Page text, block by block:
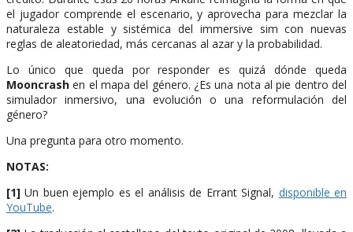
el jugador comprende el escenario, y aprovecha para mezclar la
naturaleza estable y sistémica del immersive sim con nuevas
reglas de aleatoriedad, más cercanas al azar y la probabilidad.
Lo único que queda por responder es quizá dónde queda
Mooncrash en el mapa del género. ¿Es una nota al pie dentro del
simulador inmersivo, una evolución o una reformulación del
género?
Una pregunta para otro momento.
NOTAS:
[1] Un buen ejemplo es el análisis de Errant Signal, disponible en
YouTube.